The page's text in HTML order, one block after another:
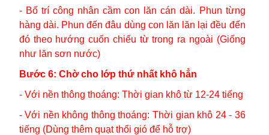
- Bố trí công nhân cầm con lăn cán dài. Phun từng
hàng dài. Phun đến đâu dùng con lăn lăn lại đều đến
đó theo hướng cuốn chiếu từ trong ra ngoài (Giống
như lăn sơn nước)
Bước 6: Chờ cho lớp thứ nhất khô hẳn
- Với nền thông thoáng: Thời gian khô từ 12-24 tiếng
- Với nền không thông thoáng: Thời gian khô 24 - 36
tiếng (Dùng thêm quạt thổi gió để hỗ trợ)